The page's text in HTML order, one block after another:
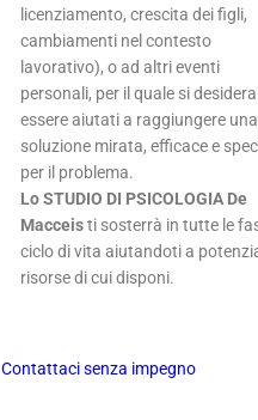
licenziamento, crescita dei figli,
cambiamenti nel contesto
lavorativo), o ad altri eventi
personali, per il quale si desidera
essere aiutati a raggiungere una
soluzione mirata, efficace e
per il problema.
Lo STUDIO DI PSICOLOGIA De
Macceisti sosterrà in tutte le
ciclo di vita aiutandoti a
risorse di cui disponi.
Contattaci senza impegno